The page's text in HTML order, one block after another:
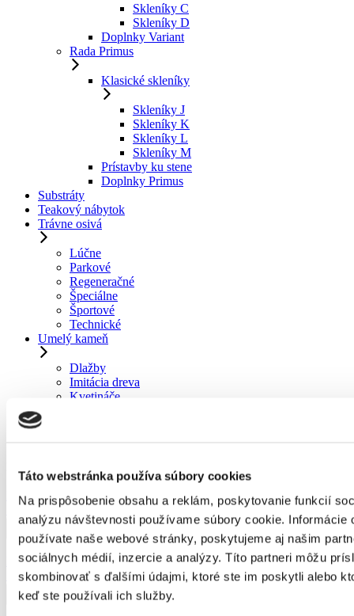
Táto webstránka používa súbory cookies
Na prispôsobenie obsahu a reklám, poskytovanie funkcií
analýzu návštevnosti používame súbory cookie. Informácie
používate naše webové stránky, poskytujeme aj našim
sociálnych médií, inzercie a analýzy. Títo partneri môžu
skombinovať s ďalšími údajmi, ktoré ste im poskytli alebo
keď ste používali ich služby.
Skleníky C
Skleníky D
Doplnky Variant
Rada Primus
Klasické skleníky
Skleníky J
Skleníky K
Skleníky L
Skleníky M
Prístavby ku stene
Doplnky Primus
Substráty
Teakový nábytok
Trávne osivá
Lúčne
Parkové
Regeneračné
Špeciálne
Športové
Technické
Umelý kameň
Dlažby
Imitácia dreva
Kvetináče
Zavlažovanie
Hrantík samozavlažovací Mareta 80cm
16,80 €
Hrantík samozavlažovací Mareta 60cm
12,80€